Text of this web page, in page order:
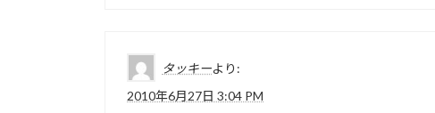
タッキーより:
2010年6月27日 3:04 PM